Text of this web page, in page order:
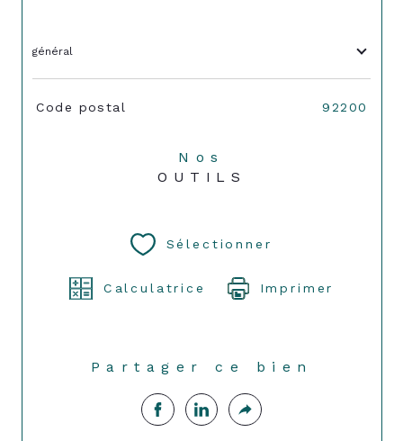
général
TRAD_SIROCCO_Caracteristique
Code postal 92200
Nos
OUTILS
Sélectionner
Calculatrice Imprimer
Partager ce bien